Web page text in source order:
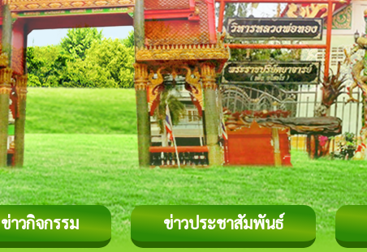
ข่าวกิจกรรม ข่าวประชาสัมพันธ์